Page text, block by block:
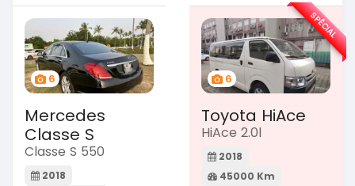
6
Mercedes
Classe S
Classe S 550
2018
6
Toyota HiAce
HiAce 2.0l
2018
45000 Km
SPÉCIAL